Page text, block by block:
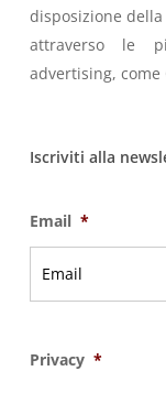
disposizione
attraverso le
advertising, come
Iscriviti alla
Email *
Privacy *